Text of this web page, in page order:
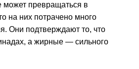
может превращаться в
на них потрачено много
Они подтверждают то, что
а жирные — сильного